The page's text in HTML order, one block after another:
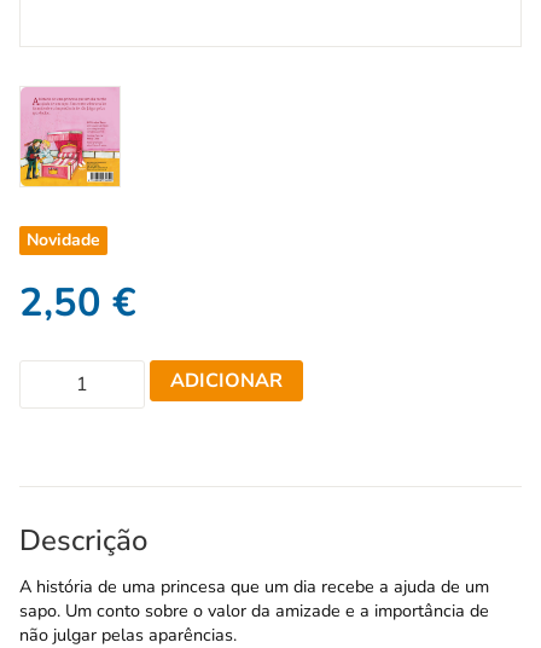
Novidade
2,50 €
ADICIONAR
Descrição
A história de uma princesa que um dia recebe a ajuda de um
sapo. Um conto sobre o valor da amizade e a importância de
não julgar pelas aparências.